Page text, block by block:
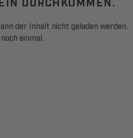
der Inhalt nicht geladen werden.
einmal.